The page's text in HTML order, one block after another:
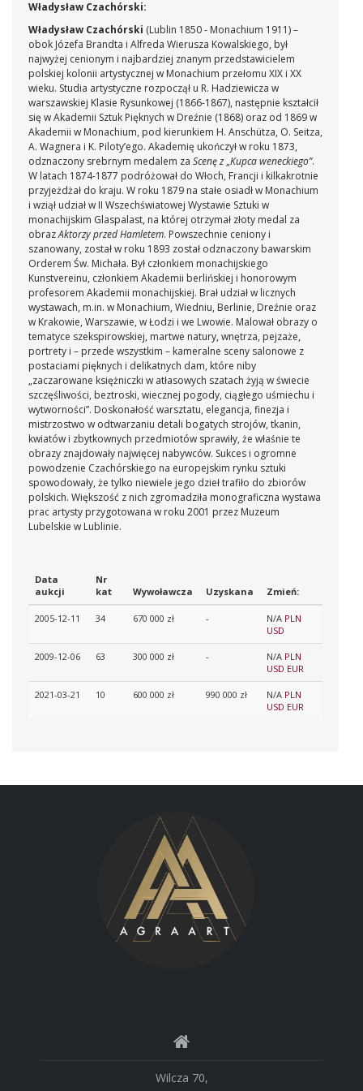
Władysław Czachórski:
Władysław Czachórski (Lublin 1850 - Monachium 1911) –
obok Józefa Brandta i Alfreda Wierusza Kowalskiego, był
najwyżej cenionym i najbardziej znanym przedstawicielem
polskiej kolonii artystycznej w Monachium przełomu XIX i XX
wieku. Studia artystyczne rozpoczął u R. Hadziewicza w
warszawskiej Klasie Rysunkowej (1866-1867), następnie kształcił
się w Akademii Sztuk Pięknych w Dreźnie (1868) oraz od 1869 w
Akademii w Monachium, pod kierunkiem H. Anschütza, O. Seitza,
A. Wagnera i K. Piloty’ego. Akademię ukończył w roku 1873,
odznaczony srebrnym medalem za Scenę z„Kupca weneckiego”.
W latach 1874-1877 podróżował do Włoch, Francji i kilkakrotnie
przyjeżdżał do kraju. W roku 1879 na stałe osiadł w Monachium
i wziął udział w II Wszechświatowej Wystawie Sztuki w
monachijskim Glaspalast, na której otrzymał złoty medal za
obrazAktorzy przed Hamletem. Powszechnie ceniony i
szanowany, został w roku 1893 został odznaczony bawarskim
Orderem Św. Michała. Był członkiem monachijskiego
Kunstvereinu, członkiem Akademii berlińskiej i honorowym
profesorem Akademii monachijskiej. Brał udział w licznych
wystawach, m.in. w Monachium, Wiedniu, Berlinie, Dreźnie oraz
w Krakowie, Warszawie, w Łodzi i we Lwowie. Malował obrazy o
tematyce szekspirowskiej, martwe natury, wnętrza, pejzaże,
portrety i – przede wszystkim – kameralne sceny salonowe z
postaciami pięknych i delikatnych dam, które niby
„zaczarowane księżniczki w atłasowych szatach żyją w świecie
szczęśliwości, beztroski, wiecznej pogody, ciągłego uśmiechu i
wytworności”. Doskonałość warsztatu, elegancja, finezja i
mistrzostwo w odtwarzaniu detali bogatych strojów, tkanin,
kwiatów i zbytkownych przedmiotów sprawiły, że właśnie te
obrazy znajdowały najwięcej nabywców. Sukces i ogromne
powodzenie Czachórskiego na europejskim rynku sztuki
spowodowały, że tylko niewiele jego dzieł trafiło do zbiorów
polskich. Większość z nich zgromadziła monograficzna wystawa
prac artysty przygotowana w roku 2001 przez Muzeum
Lubelskie w Lublinie.
Data
aukcji
Nr
kat
Wywoławcza Uzyskana Zmień:
2005-12-11 34 670 000 zł - N/A PLN
USD
2009-12-06 63 300 000 zł - N/A PLN
USD EUR
2021-03-21 10 600 000 zł 990 000 zł N/A PLN
USD EUR
Wilcza 70,